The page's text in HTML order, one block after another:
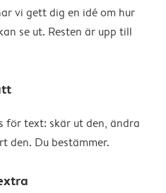
vi gett dig en idé om hur
se ut. Resten är upp till
för text: skär ut den, ändra
den. Du bestämmer.